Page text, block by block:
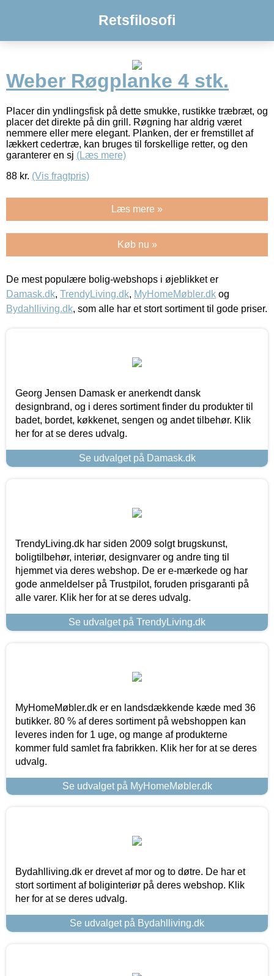
Retsfilosofi
Weber Røgplanke 4 stk.
Placer din yndlingsfisk på dette smukke, rustikke træbræt, og
placer det direkte på din grill. Røgning har aldrig været
nemmere eller mere elegant. Planken, der er fremstillet af
lækkert cedertræ, kan bruges til forskellige retter, og den
garanterer en sj (Læs mere)
88 kr. (Vis fragtpris)
Læs mere »
Køb nu »
De mest populære bolig-webshops i øjeblikket er
Damask.dk, TrendyLiving.dk, MyHomeMøbler.dk og
Bydahlliving.dk, som alle har et stort sortiment til gode priser.
Georg Jensen Damask er anerkendt dansk
designbrand, og i deres sortiment finder du produkter til
badet, bordet, køkkenet, sengen og andet tilbehør. Klik
her for at se deres udvalg.
Se udvalget på Damask.dk
TrendyLiving.dk har siden 2009 solgt brugskunst,
boligtilbehør, interiør, designvarer og andre ting til
hjemmet via deres webshop. De er e-mærkede og har
gode anmeldelser på Trustpilot, foruden prisgaranti på
alle varer. Klik her for at se deres udvalg.
Se udvalget på TrendyLiving.dk
MyHomeMøbler.dk er en landsdækkende kæde med 36
butikker. 80 % af deres sortiment på webshoppen kan
leveres inden for 1 uge, og mange af produkterne
kommer fuld samlet fra fabrikken. Klik her for at se deres
udvalg.
Se udvalget på MyHomeMøbler.dk
Bydahlliving.dk er drevet af mor og to døtre. De har et
stort sortiment af boliginteriør på deres webshop. Klik
her for at se deres udvalg.
Se udvalget på Bydahlliving.dk